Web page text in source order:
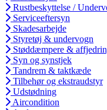
Rustbeskyttelse /
Serviceeftersyn
Skadesarbejde
Styretøj & undervogn
Støddæmpere &
Syn og synstjek
Tandrem & taktkæde
Tilbehør og ekstraudstyr
Udstødning
Aircondition